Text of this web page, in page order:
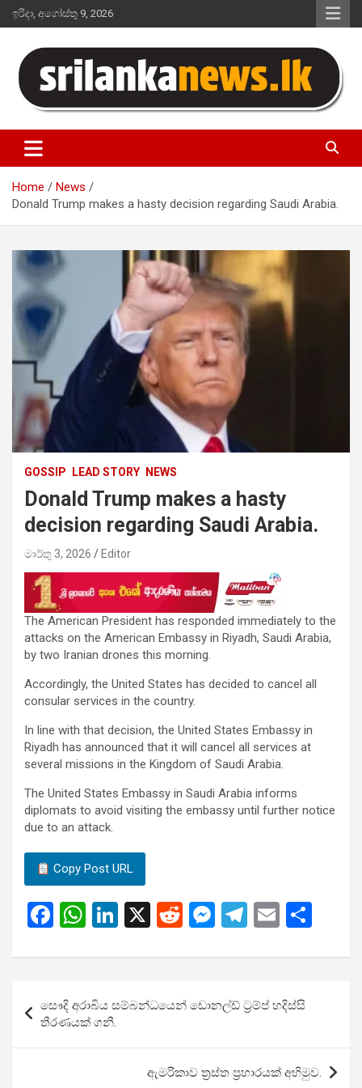
Skip
to
ඉරිදා, අගෝස්තු 9, 2026
Sri Lanka News
Home
News
Donald Trump makes a hasty decision regarding Saudi Arabia.
GOSSIP LEAD STORY NEWS
Donald Trump makes a hasty
decision regarding Saudi Arabia.
මාර්තු 3, 2026 Editor
The American President has responded immediately to the
attacks on the American Embassy in Riyadh, Saudi Arabia,
by two Iranian drones this morning.
Accordingly, the United States has decided to cancel all
consular services in the country.
In line with that decision, the United States Embassy in
Riyadh has announced that it will cancel all services at
several missions in the Kingdom of Saudi Arabia.
The United States Embassy in Saudi Arabia informs
diplomats to avoid visiting the embassy until further notice
due to an attack.
Copy Post URL
F
ce
b
o
o
W
at
s
A
p
Li
ke
dI
n
X
R
d
di
t
M
se
g
er
T
e
gr
a
m
E
ail ar
යාත්‍රණය
සෞදි අරාබිය සම්බන්ධයෙන් ඩොනල්ඩ් ට්‍රම්ප් හදිස්සි
තීරණයක් ගනී.
ඇමරිකාව ත්‍රස්ත ප්‍රහාරයක් අභිමුව.